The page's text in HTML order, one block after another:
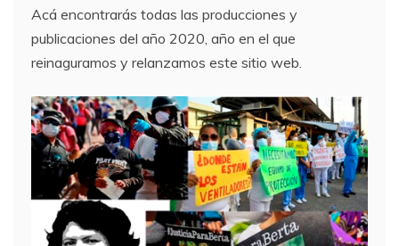
Acá encontrarás todas las producciones y
publicaciones del año 2020, año en el que
reinaguramos y relanzamos este sitio web.